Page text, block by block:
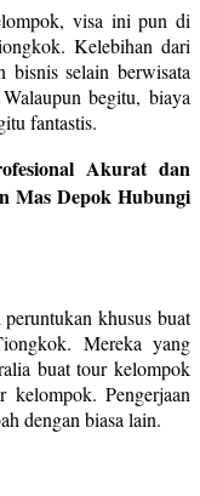
visa ini pun di
Kelebihan dari
bisnis selain berwisata
begitu, biaya
fantastis.
Akurat dan
Mas Depok Hubungi
khusus buat
Mereka yang
buat tour kelompok
Pengerjaan
dengan biasa lain.